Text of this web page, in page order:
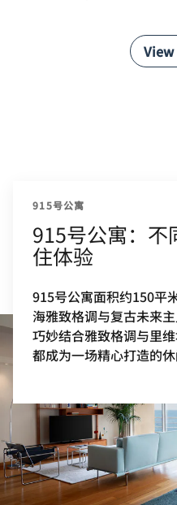
915号公寓
915号公寓：不
住体验
915号公寓面积约150平
海雅致格调与复古未来
巧妙结合雅致格调与里
都成为一场精心打造的休